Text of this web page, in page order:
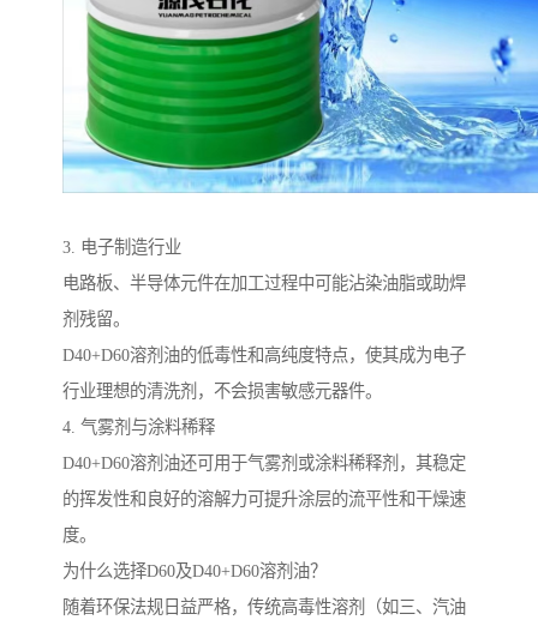
3. 电子制造行业
电路板、半导体元件在加工过程中可能沾染油脂或助焊
剂残留。
D40+D60溶剂油的低毒性和高纯度特点，使其成为电子
行业理想的清洗剂，不会损害敏感元器件。
4. 气雾剂与涂料稀释
D40+D60溶剂油还可用于气雾剂或涂料稀释剂，其稳定
的挥发性和良好的溶解力可提升涂层的流平性和干燥速
度。
为什么选择D60及D40+D60溶剂油？
随着环保法规日益严格，传统高毒性溶剂（如三、汽油